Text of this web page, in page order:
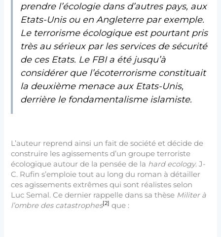
prendre l’écologie dans d’autres pays, aux
Etats-Unis ou en Angleterre par exemple.
Le terrorisme écologique est pourtant pris
très au sérieux par les services de sécurité
de ces Etats. Le FBI a été jusqu’à
considérer que l’écoterrorisme constituait
la deuxième menace aux Etats-Unis,
derrière le fondamentalisme islamiste.
L’auteur reprend ainsi un fait de société et décide de
construire les agissements d’un groupe terroriste
écologique autour de la pensée de la hard ecology. J-
C. Rufin s’emploie tout au long du roman à détailler
ces agissements extrêmes qui sont réalistes selon
Luc Semal. Ce dernier rappelle dans sa thèse Militer à
l’ombre des catastrophes[2] que :